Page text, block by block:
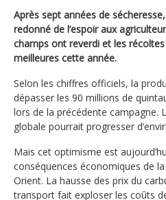
Après sept années de
redonné de l’espoir aux
champs ont reverdi et les
meilleures cette année.
Selon les chiffres officiels, la
dépasser les 90 millions de
lors de la précédente campagne.
globale pourrait progresser
Mais cet optimisme est
conséquences économiques de
Orient. La hausse des prix du
transport fait exploser les coûts